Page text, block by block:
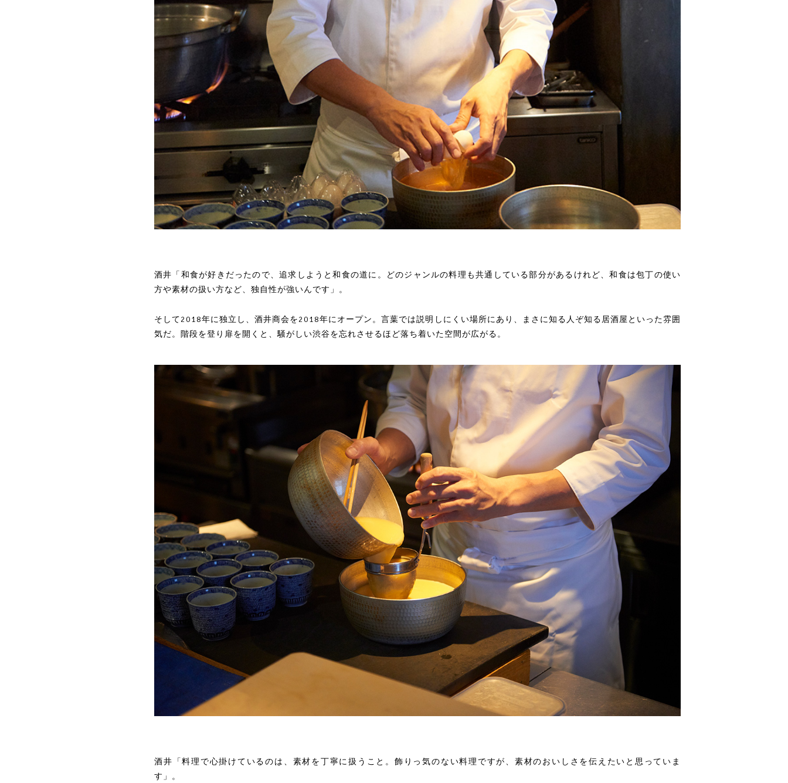
酒井「和食が好きだったので、追求しようと和食の道に。どのジャンルの料理も共通している部分があるけれど、和食は包丁の使い
方や素材の扱い方など、独自性が強いんです」。
そして2018年に独立し、酒井商会を2018年にオープン。言葉では説明しにくい場所にあり、まさに知る人ぞ知る居酒屋といった雰囲
気だ。階段を登り扉を開くと、騒がしい渋谷を忘れさせるほど落ち着いた空間が広がる。
酒井「料理で心掛けているのは、素材を丁寧に扱うこと。飾りっ気のない料理ですが、素材のおいしさを伝えたいと思っていま
す」。